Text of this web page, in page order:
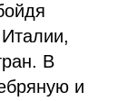
В
и